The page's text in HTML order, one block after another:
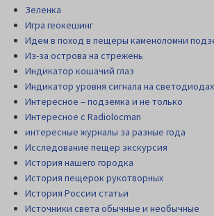
Зеленка
Игра геокешинг
Идем в поход в пещеры каменоломни
Из-за острова на стрежень
Индикатор кошачий глаз
Индикатор уровня сигнала на светодиодах
Интересное – подземка и не только
Интересное с Radiolocman
интересные журналы за разные года
Исследование пещер экскурсия
История нашего городка
История пещерок рукотворных
История России статьи
Источники света обычные и необычные